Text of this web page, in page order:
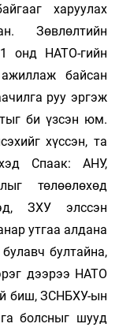
харуулах
Зөвлөлтийн
онд НАТО-гийн
байсан
руу эргэж
би үзсэн юм.
хүссэн, та
Спаак: АНУ,
төлөөлөхөд
ЗХУ элссэн
утгаа алдана
бултайна,
дээрээ НАТО
биш, ЗСНБХУ-ын
болсныг шууд